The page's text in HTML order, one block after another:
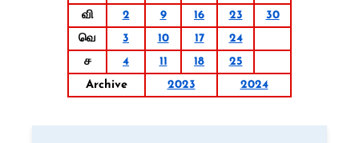
வி
2 9 16 23
30
வெ
3 10 17
24
ச
4 11 18
25
Archive
2023 2024